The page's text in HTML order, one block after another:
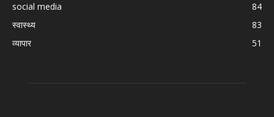
social media
84
स्वास्थ्य
83
व्यापार
51